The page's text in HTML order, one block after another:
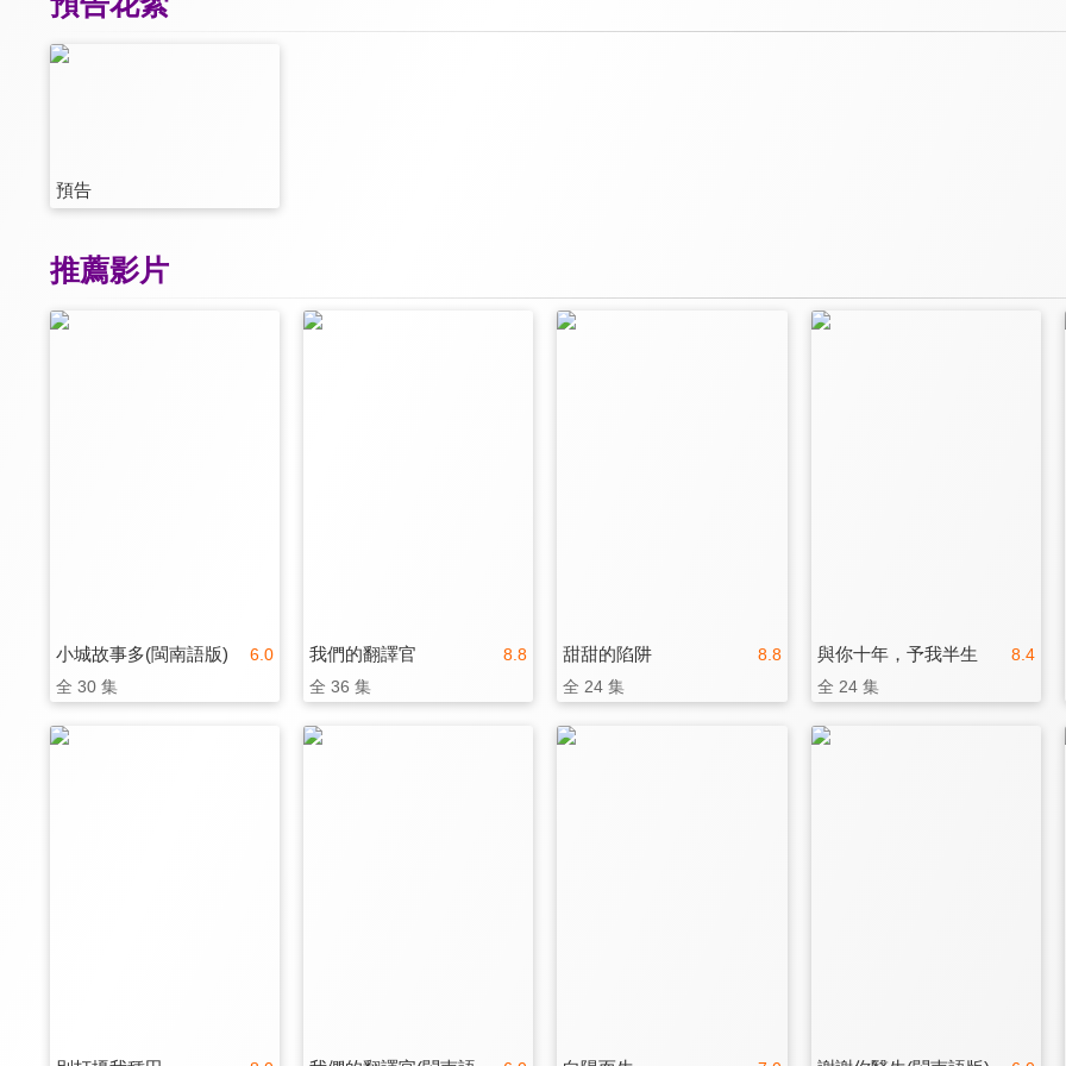
預告
推薦影片
6.0
小城故事多(閩南語版)
全 30 集
8.8
我們的翻譯官
全 36 集
8.8
甜甜的陷阱
全 24 集
8.4
與你十年，予我半生
全 24 集